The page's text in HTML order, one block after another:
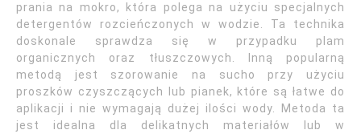
prania na mokro, która polega na użyciu specjalnych
detergentów rozcieńczonych w wodzie. Ta technika
doskonale sprawdza się w przypadku plam
organicznych oraz tłuszczowych. Inną popularną
metodą jest szorowanie na sucho przy użyciu
proszków czyszczących lub pianek, które są łatwe do
aplikacji i nie wymagają dużej ilości wody. Metoda ta
jest idealna dla delikatnych materiałów lub w